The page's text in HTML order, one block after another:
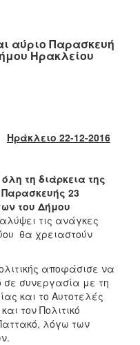
αύριο Παρασκευή
Ηρακλείου
Ηράκλειο 22-12-2016
τη διάρκεια της
23
του Δήμου
τις ανάγκες
θα χρειαστούν
αποφάσισε να
σε συνεργασία με τη
και το Αυτοτελές
τον Πολιτικό
λόγω των